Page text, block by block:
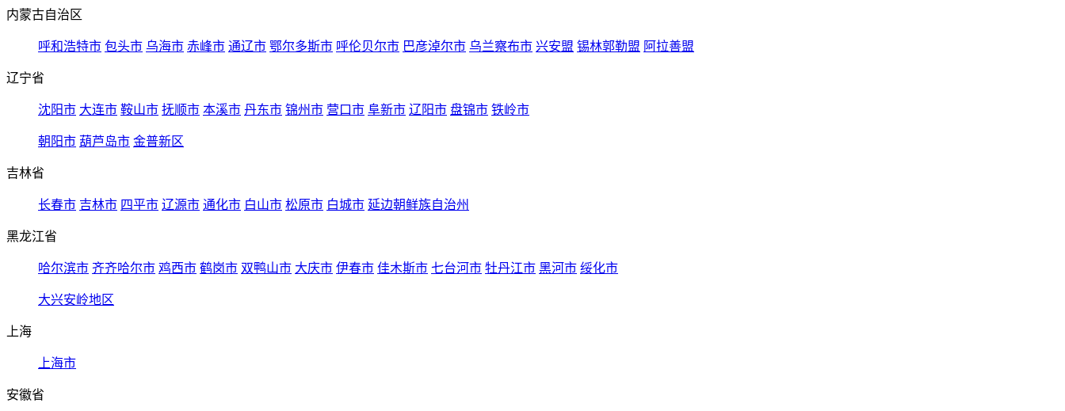
内蒙古自治区
呼和浩特市 包头市 乌海市 赤峰市 通辽市 鄂尔多斯市 呼伦贝尔市 巴彦淖尔市 乌兰察布市 兴安盟 锡林郭勒盟 阿拉善盟
辽宁省
沈阳市 大连市 鞍山市 抚顺市 本溪市 丹东市 锦州市 营口市 阜新市 辽阳市 盘锦市 铁岭市
朝阳市 葫芦岛市 金普新区
吉林省
长春市 吉林市 四平市 辽源市 通化市 白山市 松原市 白城市 延边朝鲜族自治州
黑龙江省
哈尔滨市 齐齐哈尔市 鸡西市 鹤岗市 双鸭山市 大庆市 伊春市 佳木斯市 七台河市 牡丹江市 黑河市 绥化市
大兴安岭地区
上海
上海市
安徽省